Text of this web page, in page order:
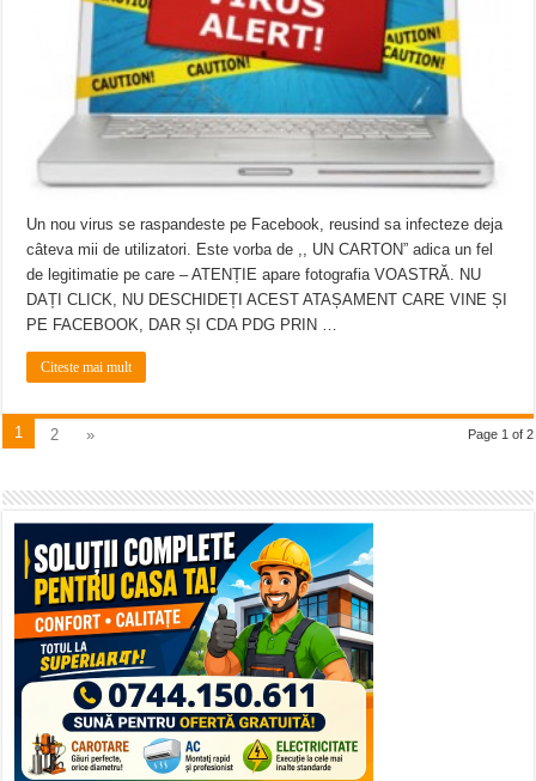
Un nou virus se raspandeste pe Facebook, reusind sa infecteze deja
câteva mii de utilizatori. Este vorba de ,, UN CARTON” adica un fel
de legitimatie pe care – ATENȚIE apare fotografia VOASTRĂ. NU
DAȚI CLICK, NU DESCHIDEȚI ACEST ATAȘAMENT CARE VINE ȘI
PE FACEBOOK, DAR ȘI CDA PDG PRIN …
Citeste mai mult
Page 1 of 2
1 2 »